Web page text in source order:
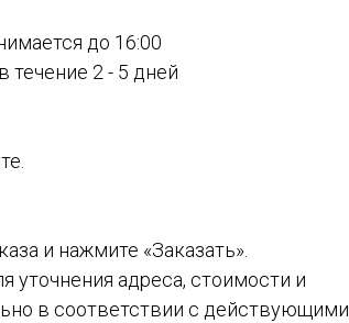
до 16:00
течение 2 - 5 дней
и нажмите «Заказать».
уточнения адреса, стоимости и
в соответствии с действующими